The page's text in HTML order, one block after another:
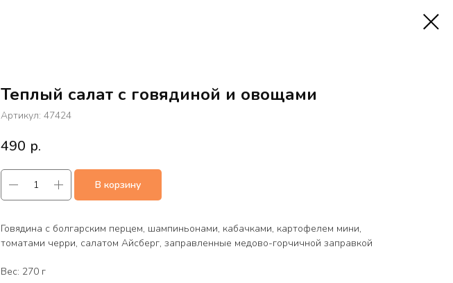
Теплый салат с говядиной и овощами
Артикул: 47424
490 р.
В корзину
Говядина с болгарским перцем, шампиньонами, кабачками, картофелем мини,
томатами черри, салатом Айсберг, заправленные медово-горчичной заправкой
Вес: 270 г